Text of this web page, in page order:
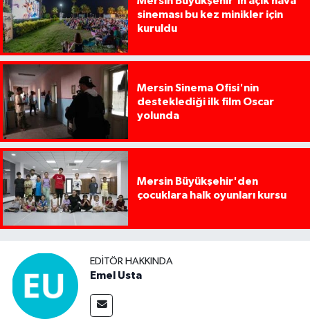
sineması bu kez minikler için
kuruldu
Mersin Sinema Ofisi'nin
desteklediği ilk film Oscar
yolunda
Mersin Büyükşehir'den
çocuklara halk oyunları kursu
EDITÖR HAKKINDA
Emel Usta